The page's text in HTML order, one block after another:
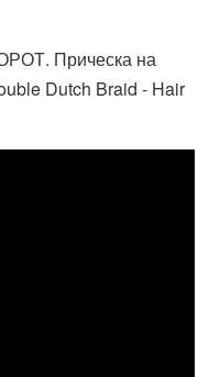
Прическа на
Dutch Braid - Hair